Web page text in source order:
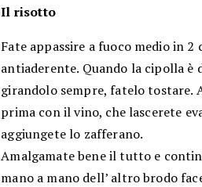
Il risotto
Fate appassire a fuoco medio in
antiaderente. Quando la cipolla
girandolo sempre, fatelo tostare.
prima con il vino, che lascerete
aggiungete lo zafferano.
Amalgamate bene il tutto e
mano a mano dell’ altro brodo